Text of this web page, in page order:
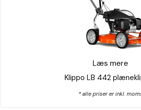
Klippo LB 442
Læs mere
* alle priser er inkl.